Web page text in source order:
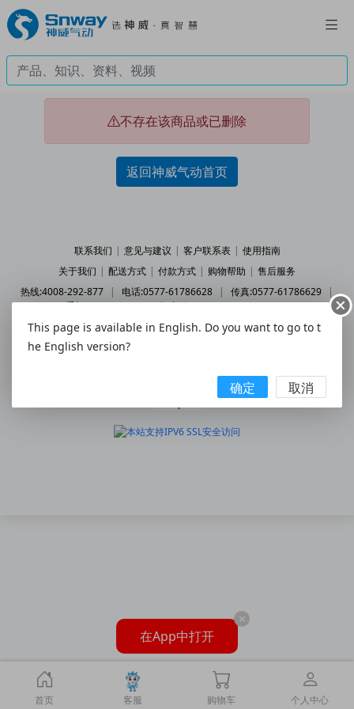
不存在该商品或已删除
返回神威气动首页
联系我们 | 意见与建议 | 客户联系表 | 使用指南
关于我们 | 配送方式 | 付款方式 | 购物帮助 | 售后服务
热线:4008-292-877
| 电话:0577-61786628 | 传真:0577-61786629
|
手机:158 5777 7578 | 邮箱:2227202078@qq.com
© 2010 - 2026 snway.cn All Rights Reserved.
乐清市神威气动有限公司
首页 客服 购物车 个人中心
在App中打开
×
This page is available in English. Do you want to go to t
he English version?
确定 取消